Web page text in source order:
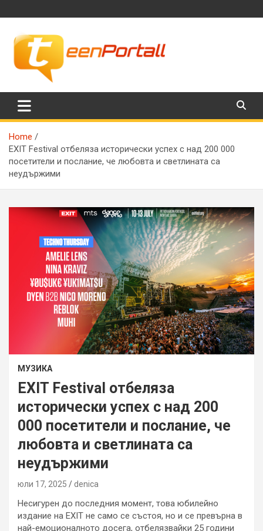
to
TeenPortall
Home
EXIT Festival отбеляза исторически успех с над 200 000
посетители и послание, че любовта и светлината са
неудържими
МУЗИКА
EXIT Festival отбеляза
исторически успех с над 200
000 посетители и послание, че
любовта и светлината са
неудържими
юли 17, 2025 denica
Несигурен до последния момент, това юбилейно
издание на EXIT не само се състоя, но и се превърна в
най-емоционалното досега, отбелязвайки 25 години